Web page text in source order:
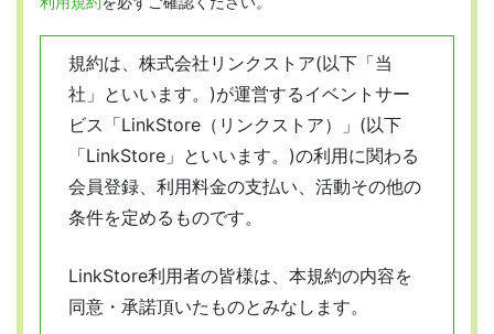
規約は、株式会社リンクストア(以下「当
社」といいます。)が運営するイベントサー
ビス「LinkStore（リンクストア）」(以下
「LinkStore」といいます。)の利用に関わる
会員登録、利用料金の支払い、活動その他の
条件を定めるものです。
LinkStore利用者の皆様は、本規約の内容を
同意・承諾頂いたものとみなします。